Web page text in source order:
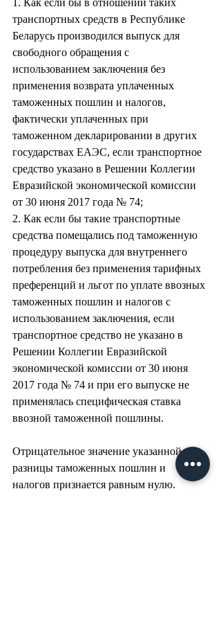
транспортных средств в Республике
Беларусь производился выпуск для
свободного обращения с
использованием заключения без
применения возврата уплаченных
таможенных пошлин и налогов,
фактически уплаченных при
таможенном декларировании в других
государствах ЕАЭС, если транспортное
средство указано в Решении Коллегии
Евразийской экономической комиссии
от 30 июня 2017 года № 74;
2. Как если бы такие транспортные
средства помещались под таможенную
процедуру выпуска для внутреннего
потребления без применения тарифных
преференций и льгот по уплате ввозных
таможенных пошлин и налогов с
использованием заключения, если
транспортное средство не указано в
Решении Коллегии Евразийской
экономической комиссии от 30 июня
2017 года № 74 и при его выпуске не
применялась специфическая ставка
ввозной таможенной пошлины.
Отрицательное значение указанной
разницы таможенных пошлин и
налогов признается равным нулю.